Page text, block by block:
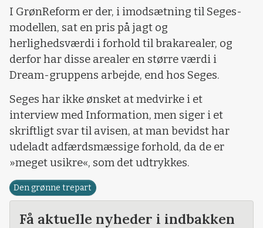
I GrønReform er der, i imodsætning til Seges-
modellen, sat en pris på jagt og
herlighedsværdi i forhold til brakarealer, og
derfor har disse arealer en større værdi i
Dream-gruppens arbejde, end hos Seges.
Seges har ikke ønsket at medvirke i et
interview med Information, men siger i et
skriftligt svar til avisen, at man bevidst har
udeladt adfærdsmæssige forhold, da de er
»meget usikre«, som det udtrykkes.
Den grønne trepart
Få aktuelle nyheder i indbakken